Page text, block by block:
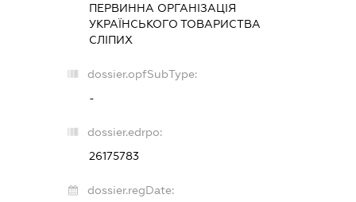
ПЕРВИННА ОРГАНІЗАЦІЯ
УКРАЇНСЬКОГО ТОВАРИСТВА
СЛІПИХ
dossier.opfSubType:
-
dossier.edrpo:
26175783
dossier.regDate: